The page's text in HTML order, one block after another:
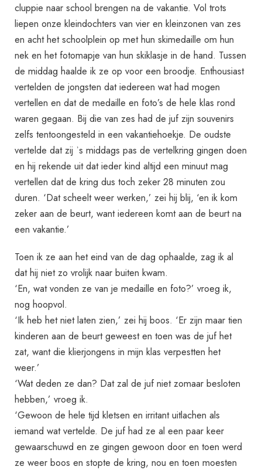
cluppie naar school brengen na de vakantie. Vol trots
liepen onze kleindochters van vier en kleinzonen van zes
en acht het schoolplein op met hun skimedaille om hun
nek en het fotomapje van hun skiklasje in de hand. Tussen
de middag haalde ik ze op voor een broodje. Enthousiast
vertelden de jongsten dat iedereen wat had mogen
vertellen en dat de medaille en foto’s de hele klas rond
waren gegaan. Bij die van zes had de juf zijn souvenirs
zelfs tentoongesteld in een vakantiehoekje. De oudste
vertelde dat zij ʾs middags pas de vertelkring gingen doen
en hij rekende uit dat ieder kind altijd een minuut mag
vertellen dat de kring dus toch zeker 28 minuten zou
duren. ‘Dat scheelt weer werken,’ zei hij blij, ‘en ik kom
zeker aan de beurt, want iedereen komt aan de beurt na
een vakantie.’
Toen ik ze aan het eind van de dag ophaalde, zag ik al
dat hij niet zo vrolijk naar buiten kwam.
‘En, wat vonden ze van je medaille en foto?’ vroeg ik,
nog hoopvol.
‘Ik heb het niet laten zien,’ zei hij boos. ‘Er zijn maar tien
kinderen aan de beurt geweest en toen was de juf het
zat, want die klierjongens in mijn klas verpestten het
weer.’
‘Wat deden ze dan? Dat zal de juf niet zomaar besloten
hebben,’ vroeg ik.
‘Gewoon de hele tijd kletsen en irritant uitlachen als
iemand wat vertelde. De juf had ze al een paar keer
gewaarschuwd en ze gingen gewoon door en toen werd
ze weer boos en stopte de kring, nou en toen moesten